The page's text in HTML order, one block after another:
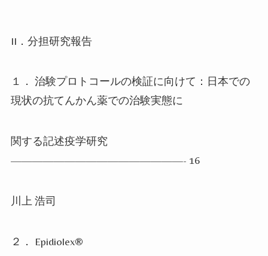
II ．分担研究報告
１． 治験プロトコールの検証に向けて：日本での
現状の抗てんかん薬での治験実態に
関する記述疫学研究
————————————————- 16
川上 浩司
２． Epidiolex®